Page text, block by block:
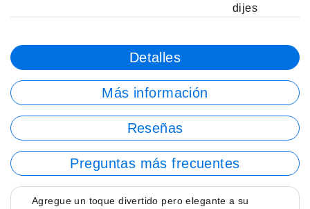
dijes
Detalles
Más información
Reseñas
Preguntas más frecuentes
Agregue un toque divertido pero elegante a su